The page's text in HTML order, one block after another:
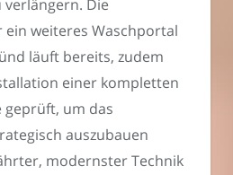
verlängern. Die
ein weiteres Waschportal
läuft bereits, zudem
einer kompletten
um das
auszubauen
modernster Technik